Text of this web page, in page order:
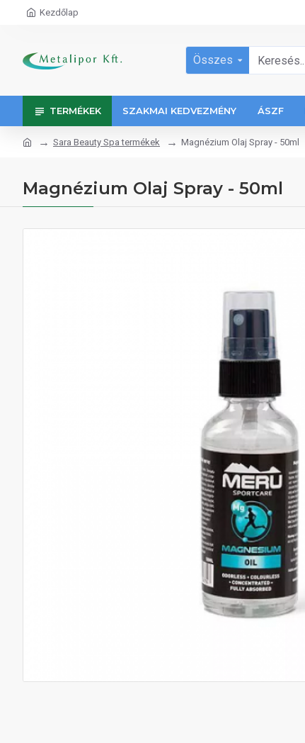
Kezdőlap
Összes
TERMÉKEK SZAKMAI KEDVEZMÉNY ÁSZF
Sara Beauty Spa termékek Magnézium Olaj Spray - 50ml
Magnézium Olaj Spray - 50ml